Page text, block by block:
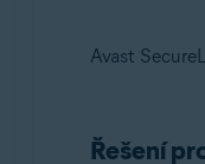
Avast
Řešení